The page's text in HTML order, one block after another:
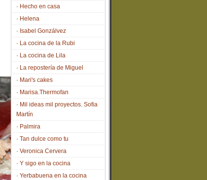
Hecho en casa
Helena
Isabel Gonzálvez
La cocina de la Rubi
La cocina de Lila
La repostería de Miguel
Mari's cakes
Marisa.Thermofan
Mil ideas mil proyectos. Sofia
Martín
Palmira
Tan dulce como tu
Veronica Cervera
Y sigo en la cocina
Yerbabuena en la cocina